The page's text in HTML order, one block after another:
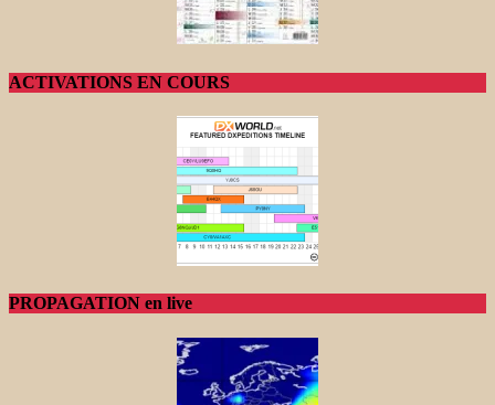
ACTIVATIONS EN COURS
PROPAGATION en live